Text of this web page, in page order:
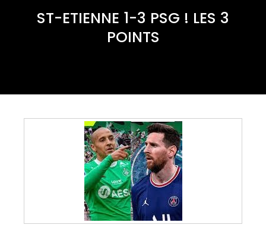
ST-ETIENNE 1-3 PSG ! LES 3
POINTS